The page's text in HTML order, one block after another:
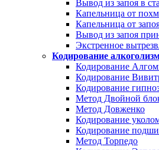
Вывод из запоя в
Капельница от
Капельница от
Вывод из запоя
Экстренное
Кодирование
Кодирование
Кодирование
Кодирование
Метод Двойной
Метод Довженко
Кодирование
Кодирование
Метод Торпедо